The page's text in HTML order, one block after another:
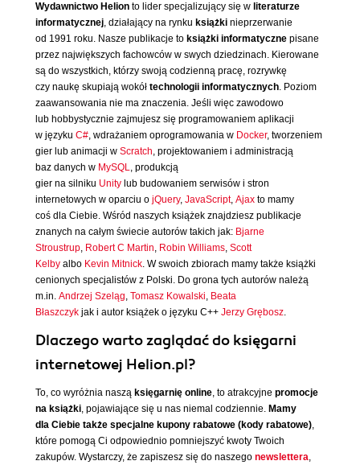
Wydawnictwo Helion to lider specjalizujący się w literaturze
informatycznej, działający na rynku książki nieprzerwanie
od 1991 roku. Nasze publikacje to książki informatyczne pisane
przez największych fachowców w swych dziedzinach. Kierowane
są do wszystkich, którzy swoją codzienną pracę, rozrywkę
czy naukę skupiają wokół technologii informatycznych. Poziom
zaawansowania nie ma znaczenia. Jeśli więc zawodowo
lub hobbystycznie zajmujesz się programowaniem aplikacji
w języku C#, wdrażaniem oprogramowania w Docker, tworzeniem
gier lub animacji w Scratch, projektowaniem i administracją
baz danych w MySQL, produkcją
gier na silniku Unity lub budowaniem serwisów i stron
internetowych w oparciu o jQuery, JavaScript, Ajax to mamy
coś dla Ciebie. Wśród naszych książek znajdziesz publikacje
znanych na całym świecie autorów takich jak: Bjarne
Stroustrup, Robert C Martin, Robin Williams, Scott
Kelby albo Kevin Mitnick. W swoich zbiorach mamy także książki
cenionych specjalistów z Polski. Do grona tych autorów należą
m.in. Andrzej Szeląg, Tomasz Kowalski, Beata
Błaszczyk jak i autor książek o języku C++ Jerzy Grębosz.
Dlaczego warto zaglądać do księgarni
internetowej Helion.pl?
To, co wyróżnia naszą księgarnię online, to atrakcyjne promocje
na książki, pojawiające się u nas niemal codziennie. Mamy
dla Ciebie także specjalne kupony rabatowe (kody rabatowe),
które pomogą Ci odpowiednio pomniejszyć kwoty Twoich
zakupów. Wystarczy, że zapiszesz się do naszego newslettera,